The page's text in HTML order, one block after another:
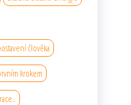
člověka
krokem